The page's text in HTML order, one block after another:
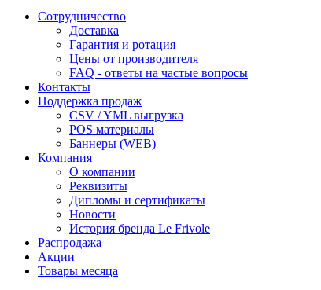
Сотрудничество
Доставка
Гарантия и ротация
Цены от производителя
FAQ - ответы на частые вопросы
Контакты
Поддержка продаж
CSV / YML выгрузка
POS материалы
Баннеры (WEB)
Компания
О компании
Реквизиты
Дипломы и сертификаты
Новости
История бренда Le Frivole
Распродажа
Акции
Товары месяца